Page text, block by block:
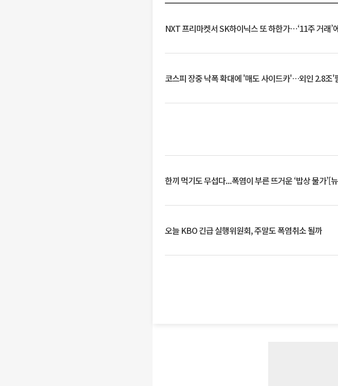
NXT 프리마켓서 SK하이닉스 또 하한가⋯‘11주 거래’
코스피 장중 낙폭 확대에 '매도 사이드카'…외인 2.8조'
한끼 먹기도 무섭다...폭염이 부른 뜨거운 ‘밥상 물가’[
오늘 KBO 긴급 실행위원회, 주말도 폭염취소 될까